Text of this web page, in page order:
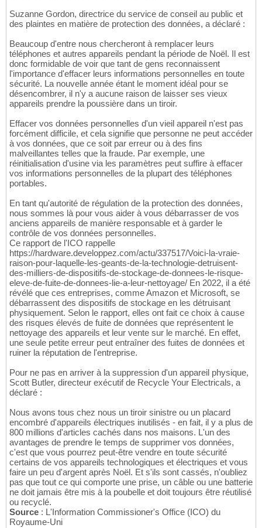
Suzanne Gordon, directrice du service de conseil au public et
des plaintes en matière de protection des données, a déclaré :
Beaucoup d'entre nous chercheront à remplacer leurs
téléphones et autres appareils pendant la période de Noël. Il est
donc formidable de voir que tant de gens reconnaissent
l'importance d'effacer leurs informations personnelles en toute
sécurité. La nouvelle année étant le moment idéal pour se
désencombrer, il n'y a aucune raison de laisser ses vieux
appareils prendre la poussière dans un tiroir.
Effacer vos données personnelles d'un vieil appareil n'est pas
forcément difficile, et cela signifie que personne ne peut accéder
à vos données, que ce soit par erreur ou à des fins
malveillantes telles que la fraude. Par exemple, une
réinitialisation d'usine via les paramètres peut suffire à effacer
vos informations personnelles de la plupart des téléphones
portables.
En tant qu'autorité de régulation de la protection des données,
nous sommes là pour vous aider à vous débarrasser de vos
anciens appareils de manière responsable et à garder le
contrôle de vos données personnelles.
Ce rapport de l'ICO rappelle
https://hardware.developpez.com/actu/337517/Voici-la-vraie-
raison-pour-laquelle-les-geants-de-la-technologie-detruisent-
des-milliers-de-dispositifs-de-stockage-de-donnees-le-risque-
eleve-de-fuite-de-donnees-lie-a-leur-nettoyage/ En 2022, il a été
révélé que ces entreprises, comme Amazon et Microsoft, se
débarrassent des dispositifs de stockage en les détruisant
physiquement. Selon le rapport, elles ont fait ce choix à cause
des risques élevés de fuite de données que représentent le
nettoyage des appareils et leur vente sur le marché. En effet,
une seule petite erreur peut entraîner des fuites de données et
ruiner la réputation de l'entreprise.
Pour ne pas en arriver à la suppression d'un appareil physique,
Scott Butler, directeur exécutif de Recycle Your Electricals, a
déclaré :
Nous avons tous chez nous un tiroir sinistre ou un placard
encombré d'appareils électriques inutilisés - en fait, il y a plus de
800 millions d'articles cachés dans nos maisons. L'un des
avantages de prendre le temps de supprimer vos données,
c'est que vous pourrez peut-être vendre en toute sécurité
certains de vos appareils technologiques et électriques et vous
faire un peu d'argent après Noël. Et s'ils sont cassés, n'oubliez
pas que tout ce qui comporte une prise, un câble ou une batterie
ne doit jamais être mis à la poubelle et doit toujours être réutilisé
ou recyclé.
Source : L'Information Commissioner's Office (ICO) du
Royaume-Uni